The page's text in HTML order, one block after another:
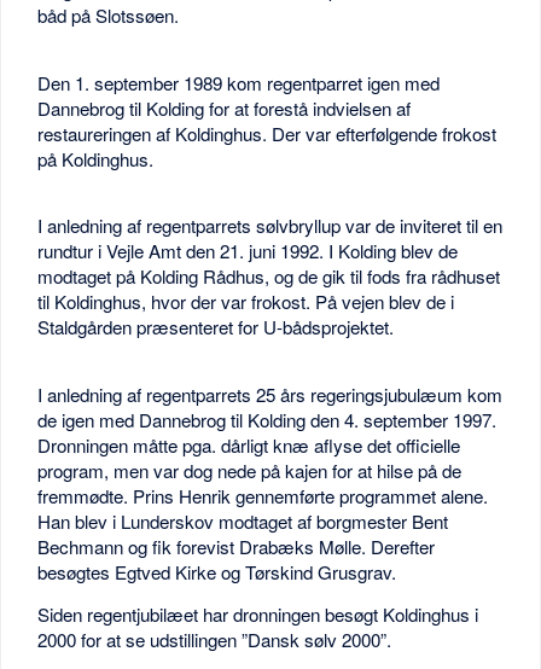
båd på Slotssøen.
Den 1. september 1989 kom regentparret igen med
Dannebrog til Kolding for at forestå indvielsen af
restaureringen af Koldinghus. Der var efterfølgende frokost
på Koldinghus.
I anledning af regentparrets sølvbryllup var de inviteret til en
rundtur i Vejle Amt den 21. juni 1992. I Kolding blev de
modtaget på Kolding Rådhus, og de gik til fods fra rådhuset
til Koldinghus, hvor der var frokost. På vejen blev de i
Staldgården præsenteret for U-bådsprojektet.
I anledning af regentparrets 25 års regeringsjubulæum kom
de igen med Dannebrog til Kolding den 4. september 1997.
Dronningen måtte pga. dårligt knæ aflyse det officielle
program, men var dog nede på kajen for at hilse på de
fremmødte. Prins Henrik gennemførte programmet alene.
Han blev i Lunderskov modtaget af borgmester Bent
Bechmann og fik forevist Drabæks Mølle. Derefter
besøgtes Egtved Kirke og Tørskind Grusgrav.
Siden regentjubilæet har dronningen besøgt Koldinghus i
2000 for at se udstillingen ”Dansk sølv 2000”.